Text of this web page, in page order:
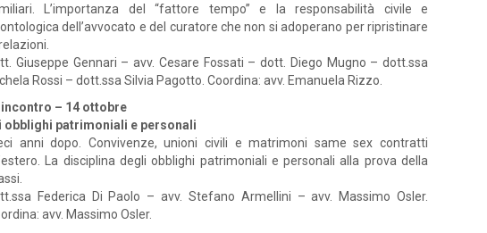
L’importanza del “fattore tempo” e la responsabilità civile e
dell’avvocato e del curatore che non si adoperano per ripristinare
Giuseppe Gennari – avv. Cesare Fossati – dott. Diego Mugno – dott.ssa
Rossi – dott.ssa Silvia Pagotto. Coordina: avv. Emanuela Rizzo.
incontro – 14 ottobre
obblighi patrimoniali e personali
anni dopo. Convivenze, unioni civili e matrimoni same sex contratti
La disciplina degli obblighi patrimoniali e personali alla prova della
Federica Di Paolo – avv. Stefano Armellini – avv. Massimo Osler.
avv. Massimo Osler.